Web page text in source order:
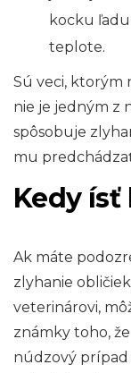
kocku
teplote.
Sú veci, ktorým
nie je jedným z
spôsobuje
mu
Kedy
Ak máte
zlyhanie
veterinárovi,
známky toho,
núdzový